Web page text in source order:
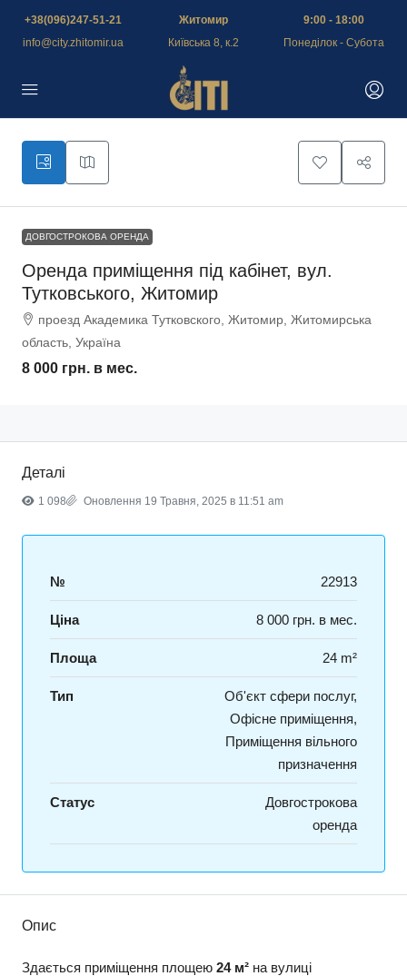
+38(096)247-51-21
info@city.zhitomir.ua
Житомир
Київська 8, к.2
9:00 - 18:00
Понеділок - Субота
ДОВГОСТРОКОВА ОРЕНДА
Оренда приміщення під кабінет, вул.
Тутковського, Житомир
проезд Академика Тутковского, Житомир, Житомирська
область, Україна
8 000 грн. в мес.
Деталі
1 098 Оновлення 19 Травня, 2025 в 11:51 am
№ 22913
Ціна 8 000 грн. в мес.
Площа 24 m²
Тип
Об'єкт сфери послуг,
Офісне приміщення,
Приміщення вільного
призначення
Статус
Довгострокова
оренда
Опис
Здається приміщення площею 24 м² на вулиці